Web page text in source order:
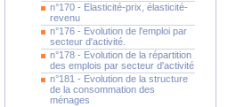
n°170 - Elasticité-prix, élasticité-
revenu
n°176 - Evolution de l'emploi par
secteur d'activité.
n°178 - Evolution de la répartition
des emplois par secteur d'activité
n°181 - Evolution de la structure
de la consommation des
ménages